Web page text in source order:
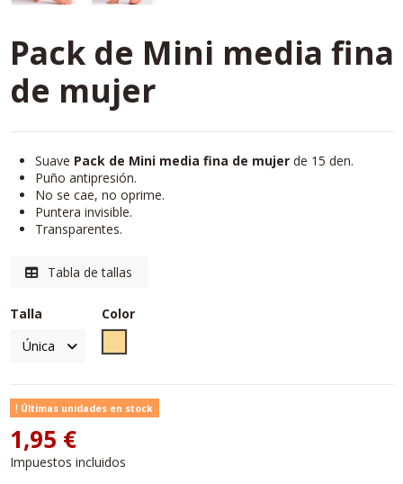
Pack de Mini media fina
de mujer
Suave Pack de Mini media fina de mujer de 15 den.
Puño antipresión.
No se cae, no oprime.
Puntera invisible.
Transparentes.
Tabla de tallas
Talla
Color
Últimas unidades en stock
1,95 €
Impuestos incluidos